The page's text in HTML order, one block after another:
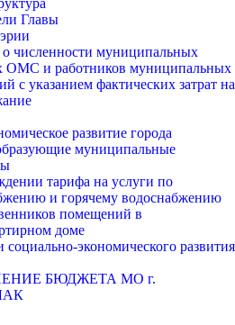
Главы
численности муниципальных
ОМС и работников муниципальных
с указанием фактических затрат на
развитие города
муниципальные
тарифа на услуги по
и горячему водоснабжению
помещений в
доме
социально-экономического развития
БЮДЖЕТА МО г.